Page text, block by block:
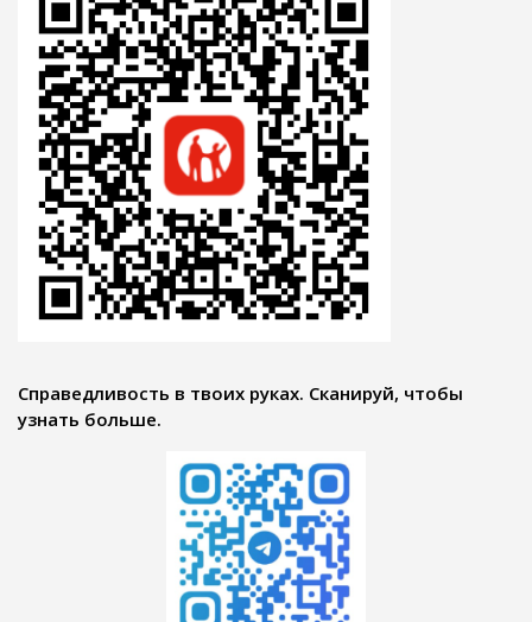
Справедливость в твоих руках. Сканируй, чтобы
узнать больше.